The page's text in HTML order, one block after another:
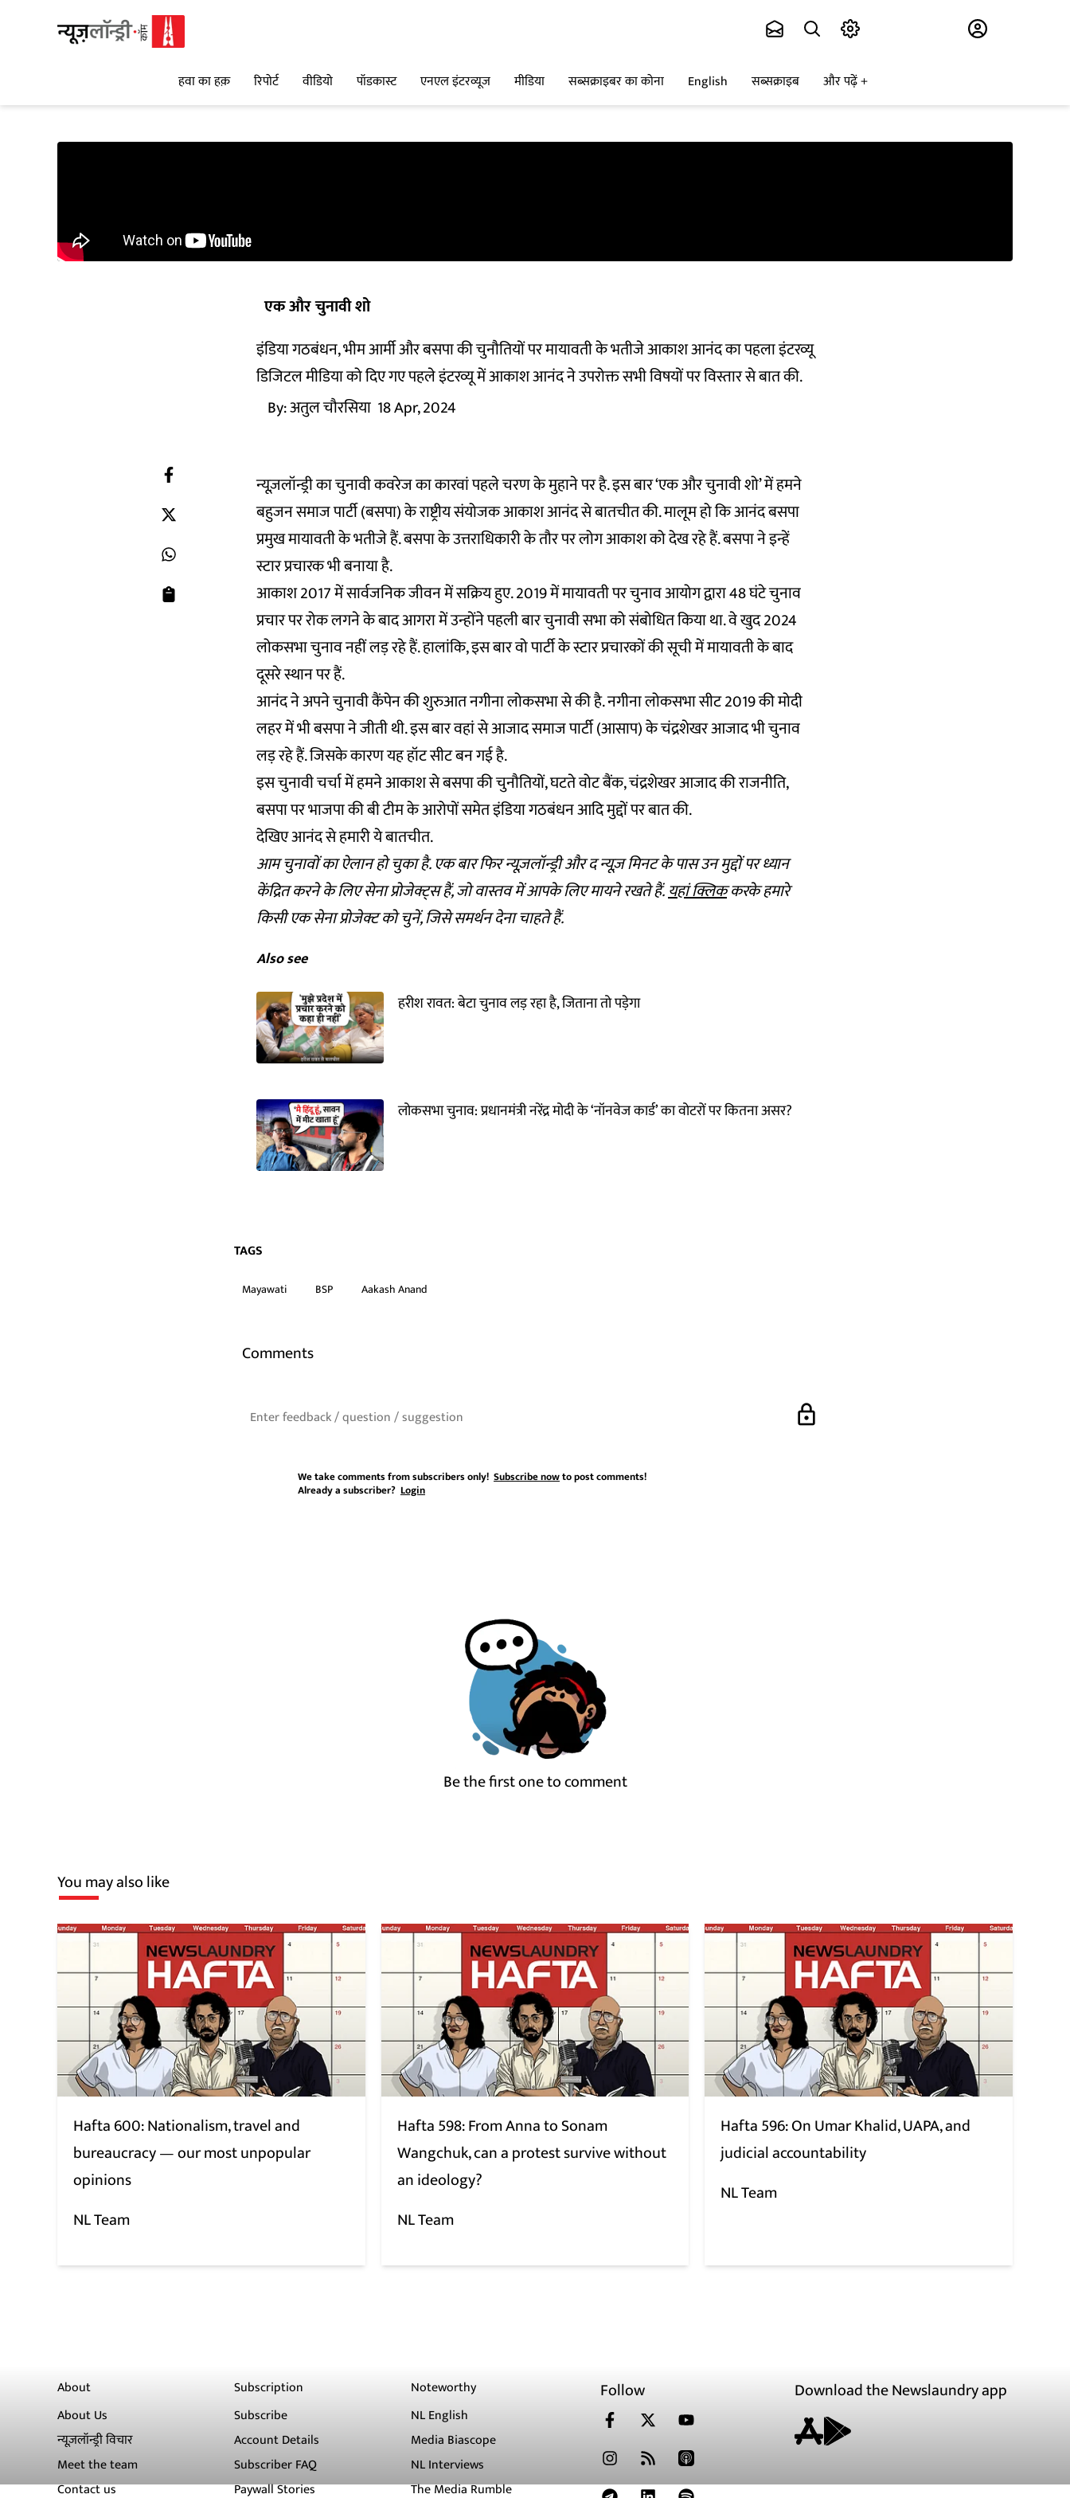
हवा का हक़ रिपोर्ट वीडियो पॉडकास्ट एनएल इंटरव्यूज मीडिया सब्सक्राइबर का कोना English सब्सक्राइब और पढ़ें
एक और चुनावी शो
इंडिया गठबंधन, भीम आर्मी और बसपा की चुनौतियों पर मायावती के भतीजे आकाश आनंद का पहला इंटरव्यू
डिजिटल मीडिया को दिए गए पहले इंटरव्यू में आकाश आनंद ने उपरोक्त सभी विषयों पर विस्तार से बात की.
By:अतुल चौरसिया 18 Apr, 2024
न्यूज़लॉन्ड्री का चुनावी कवरेज का कारवां पहले चरण के मुहाने पर है. इस बार ‘एक और चुनावी शो’ में हमने
बहुजन समाज पार्टी (बसपा) के राष्ट्रीय संयोजक आकाश आनंद से बातचीत की. मालूम हो कि आनंद बसपा
प्रमुख मायावती के भतीजे हैं. बसपा के उत्तराधिकारी के तौर पर लोग आकाश को देख रहे हैं. बसपा ने इन्हें
स्टार प्रचारक भी बनाया है.
आकाश 2017 में सार्वजनिक जीवन में सक्रिय हुए. 2019 में मायावती पर चुनाव आयोग द्वारा 48 घंटे चुनाव
प्रचार पर रोक लगने के बाद आगरा में उन्होंने पहली बार चुनावी सभा को संबोधित किया था. वे खुद 2024
लोकसभा चुनाव नहीं लड़ रहे हैं. हालांकि, इस बार वो पार्टी के स्टार प्रचारकों की सूची में मायावती के बाद
दूसरे स्थान पर हैं.
आनंद ने अपने चुनावी कैंपेन की शुरुआत नगीना लोकसभा से की है. नगीना लोकसभा सीट 2019 की मोदी
लहर में भी बसपा ने जीती थी. इस बार वहां से आजाद समाज पार्टी (आसाप) के चंद्रशेखर आजाद भी चुनाव
लड़ रहे हैं. जिसके कारण यह हॉट सीट बन गई है.
इस चुनावी चर्चा में हमने आकाश से बसपा की चुनौतियों, घटते वोट बैंक, चंद्रशेखर आजाद की राजनीति,
बसपा पर भाजपा की बी टीम के आरोपों समेत इंडिया गठबंधन आदि मुद्दों पर बात की.
देखिए आनंद से हमारी ये बातचीत.
आम चुनावों का ऐलान हो चुका है. एक बार फिर न्यूज़लॉन्ड्री और द न्यूज़ मिनट के पास उन मुद्दों पर ध्यान
केंद्रित करने के लिए सेना प्रोजेक्ट्स हैं, जो वास्तव में आपके लिए मायने रखते हैं.यहां क्लिककरके हमारे
किसी एक सेना प्रोजेक्ट को चुनें, जिसे समर्थन देना चाहते हैं.
Also see
हरीश रावत: बेटा चुनाव लड़ रहा है, जिताना तो पड़ेगा
लोकसभा चुनाव: प्रधानमंत्री नरेंद्र मोदी के ‘नॉनवेज कार्ड’ का वोटरों पर कितना असर?
TAGS
Mayawati BSP Aakash Anand
Comments
lock
We take comments from subscribers only! Subscribe nowto post comments!
Already a subscriber? Login
Be the first one to comment
You may also like
Hafta 600: Nationalism, travel and
bureaucracy — our most unpopular
opinions
NL Team
Hafta 598: From Anna to Sonam
Wangchuk, can a protest survive without
an ideology?
NL Team
Hafta 596: On Umar Khalid, UAPA, and
judicial accountability
NL Team
About
About Us
न्यूज़लॉन्ड्री विचार
Meet the team
Contact us
Subscription
Subscribe
Account Details
Subscriber FAQ
Paywall Stories
Noteworthy
NL English
Media Biascope
NL Interviews
The Media Rumble
Follow Download the Newslaundry app